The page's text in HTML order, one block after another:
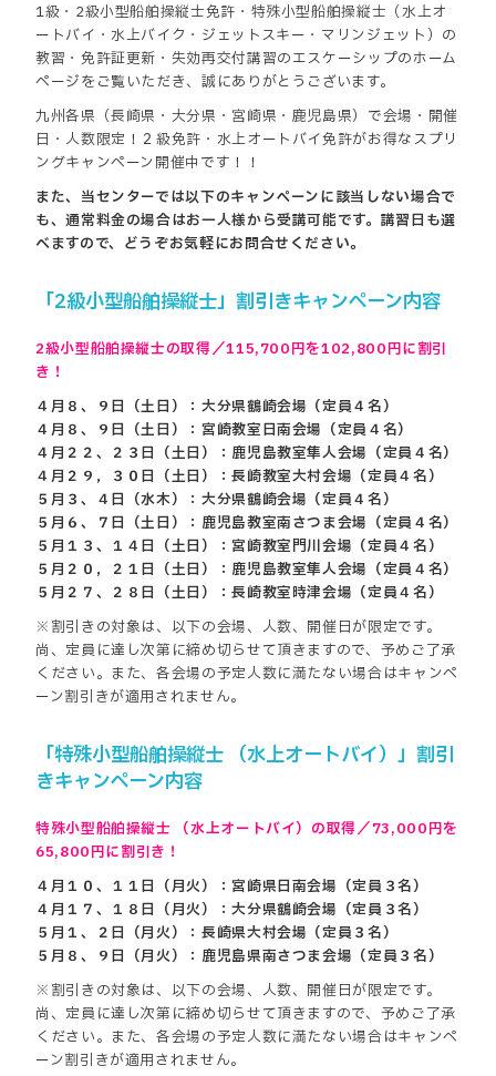
1級・2級小型船舶操縦士免許・特殊小型船舶操縦士（水上オ
ートバイ・水上バイク・ジェットスキー・マリンジェット）の
教習・免許証更新・失効再交付講習のエスケーシップのホーム
ページをご覧いただき、誠にありがとうございます。
九州各県（長崎県・大分県・宮崎県・鹿児島県）で会場・開催
日・人数限定！２級免許・水上オートバイ免許がお得なスプリ
ングキャンペーン開催中です！！
また、当センターでは以下のキャンペーンに該当しない場合で
も、通常料金の場合はお一人様から受講可能です。講習日も選
べますので、どうぞお気軽にお問合せください。
「2級小型船舶操縦士」割引きキャンペーン内容
2級小型船舶操縦士の取得／115,700円を102,800円に割引
き！
４月８、９日（土日）：大分県鶴崎会場（定員４名）
４月８、９日（土日）：宮崎教室日南会場（定員４名）
４月２２、２３日（土日）：鹿児島教室隼人会場（定員４名）
４月２９，３０日（土日）：長崎教室大村会場（定員４名）
５月３、４日（水木）：大分県鶴崎会場（定員４名）
５月６、７日（土日）：鹿児島教室南さつま会場（定員４名）
５月１３、１４日（土日）：宮崎教室門川会場（定員４名）
５月２０，２１日（土日）：鹿児島教室隼人会場（定員４名）
５月２７、２８日（土日）：長崎教室時津会場（定員４名）
※割引きの対象は、以下の会場、人数、開催日が限定です。
尚、定員に達し次第に締め切らせて頂きますので、予めご了承
ください。また、各会場の予定人数に満たない場合はキャンペ
ーン割引きが適用されません。
「特殊小型船舶操縦士 （水上オートバイ）」割引
きキャンペーン内容
特殊小型船舶操縦士 （水上オートバイ）の取得／73,000円を
65,800円に割引き！
４月１０、１１日（月火）：宮崎県日南会場（定員３名）
４月１７、１８日（月火）：大分県鶴崎会場（定員３名）
５月１、２日（月火）：長崎県大村会場（定員３名）
５月８、９日（月火）：鹿児島県南さつま会場（定員３名）
※割引きの対象は、以下の会場、人数、開催日が限定です。
尚、定員に達し次第に締め切らせて頂きますので、予めご了承
ください。また、各会場の予定人数に満たない場合はキャンペ
ーン割引きが適用されません。